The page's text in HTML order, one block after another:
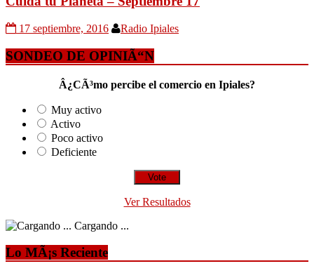
17 septiembre, 2016 Radio Ipiales
SONDEO DE OPINIÃ“N
Â¿CÃ³mo percibe el comercio en Ipiales?
Muy activo
Activo
Poco activo
Deficiente
Ver Resultados
Cargando ...
Lo MÃ¡s Reciente